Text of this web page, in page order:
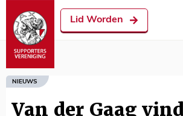
Lid Worden
NIEUWS
Van der Gaag